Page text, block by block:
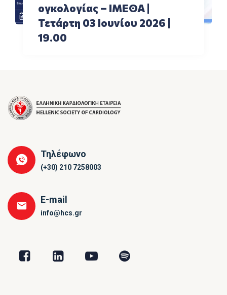
ογκολογίας – ΙΜΕΘΑ |
Τετάρτη 03 Ιουνίου 2026 |
19.00
Τηλέφωνο
(+30) 210 7258003
E-mail
info@hcs.gr